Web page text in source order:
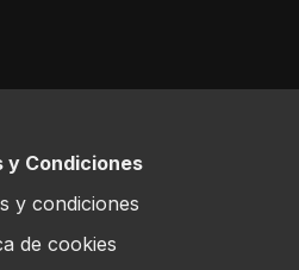
y Condiciones
y condiciones
de cookies